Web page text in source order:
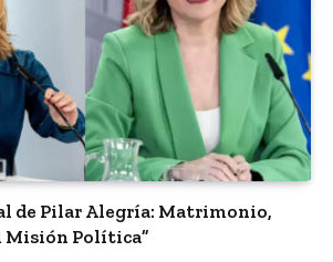
de Pilar Alegría: Matrimonio,
Misión Política”